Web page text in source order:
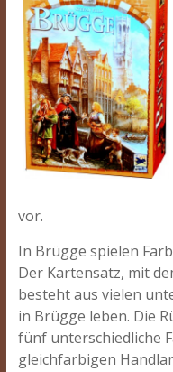
vor.
In Brügge spielen
Der Kartensatz, mit
besteht aus vielen
in Brügge leben. Die
fünf unterschiedliche
gleichfarbigen